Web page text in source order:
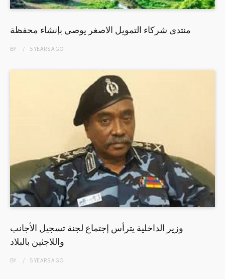
منتدى شركاء التمويل الاصغر يوصي بإنشاء محفظة
BY 5 YEARSAGO
وزير الداخلية يترأس إجتماع لجنة تسجيل الأجانب
واللاجئين بالبلاد
BY 5 YEARSAGO